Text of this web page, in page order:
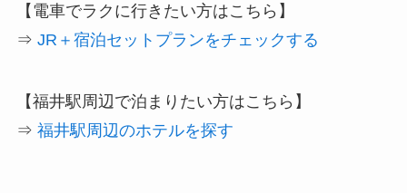
【電車でラクに行きたい方はこちら】
⇒ JR＋宿泊セットプランをチェックする
【福井駅周辺で泊まりたい方はこちら】
⇒ 福井駅周辺のホテルを探す